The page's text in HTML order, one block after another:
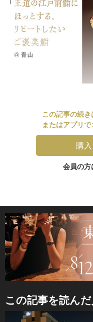
この記事の続き
またはアプリ
購
会員の方
この記事を読ん